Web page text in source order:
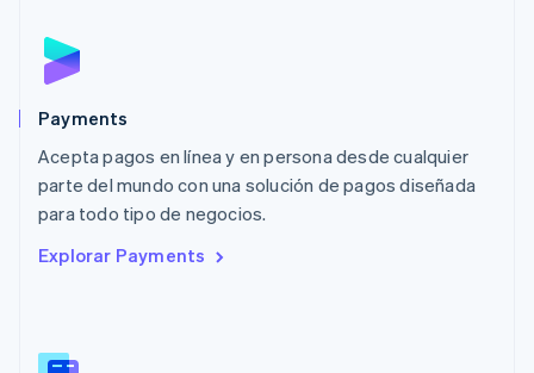
Payments
Acepta pagos en línea y en persona desde cualquier
parte del mundo con una solución de pagos diseñada
para todo tipo de negocios.
Explorar Payments
Malta
English
EspañolEnglish
English
Nueva Zelandia
English
NederlandsEnglish
Português